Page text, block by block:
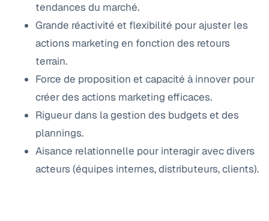
tendances du marché.
Grande réactivité et flexibilité pour ajuster les
actions marketing en fonction des retours
terrain.
Force de proposition et capacité à innover pour
créer des actions marketing efficaces.
Rigueur dans la gestion des budgets et des
plannings.
Aisance relationnelle pour interagir avec divers
acteurs (équipes internes, distributeurs, clients).